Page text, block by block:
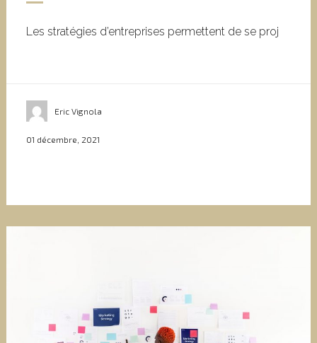
Les stratégies d’entreprises permettent de se proj
Eric Vignola
01 décembre, 2021